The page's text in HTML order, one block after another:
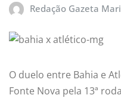
Redação Gazeta
O duelo entre Bahia e
Fonte Nova pela 13ª